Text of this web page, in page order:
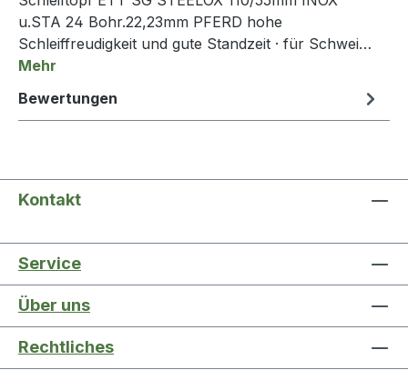
u.STA 24 Bohr.22,23mm PFERD hohe
Schleiffreudigkeit und gute Standzeit · für Schwei…
Mehr
Bewertungen
Kontakt
Service
Über uns
Rechtliches